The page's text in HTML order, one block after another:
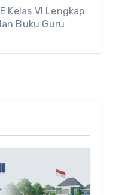
Kelas VI Lengkap
Buku Guru